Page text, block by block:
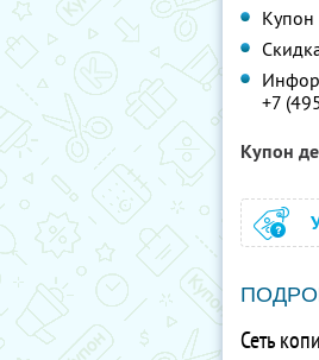
Купон
+7
Купон
Сеть